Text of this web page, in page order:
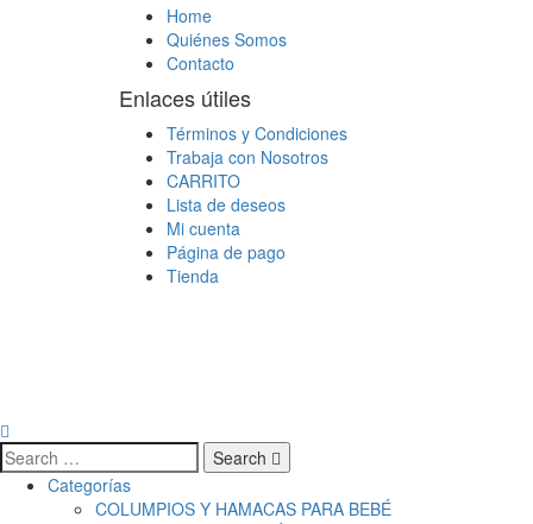
Home
Quiénes Somos
Contacto
Enlaces útiles
Términos y Condiciones
Trabaja con Nosotros
CARRITO
Lista de deseos
Mi cuenta
Página de pago
Tienda
Search
Categorías
COLUMPIOS Y HAMACAS PARA BEBÉ